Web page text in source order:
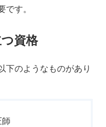
す。
資格
下のようなものがあり